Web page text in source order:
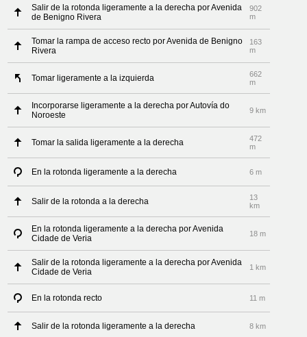
Salir de la rotonda ligeramente a la derecha por Avenida
de Benigno Rivera
902
m
Tomar la rampa de acceso recto por Avenida de Benigno
Rivera
163
m
Tomar ligeramente a la izquierda
662
m
Incorporarse ligeramente a la derecha por Autovía do
Noroeste
9 km
Tomar la salida ligeramente a la derecha
472
m
En la rotonda ligeramente a la derecha 6 m
Salir de la rotonda a la derecha
13
km
En la rotonda ligeramente a la derecha por Avenida
Cidade de Veria
18 m
Salir de la rotonda ligeramente a la derecha por Avenida
Cidade de Veria
1 km
En la rotonda recto 11 m
Salir de la rotonda ligeramente a la derecha 8 km